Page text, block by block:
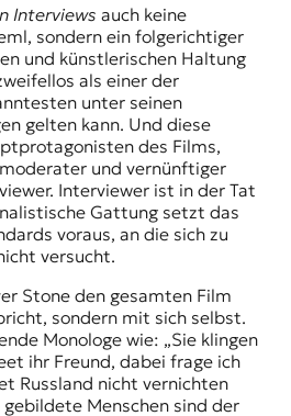
Interviews auch keine
sondern ein folgerichtiger
und künstlerischen Haltung
als einer der
unter seinen
gelten kann. Und diese
des Films,
und vernünftiger
Interviewer ist in der Tat
Gattung setzt das
voraus, an die sich zu
versucht.
Stone den gesamten Film
sondern mit sich selbst.
Monologe wie: „Sie klingen
ihr Freund, dabei frage ich
Russland nicht vernichten
gebildete Menschen sind der